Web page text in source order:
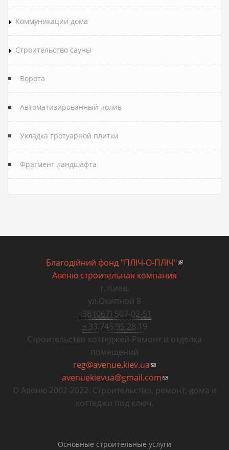
Коммуникации дома
Строительство сауны
Ворота
Автоматизированный полив
Укладка тротуарной плитки
Фрагмент ландшафта
Благодiйний фонд "ПЛIЧ-О-ПЛIЧ"
Авеню строительная компания
г. Киев,
ул.Окипной 8
+38 (067) 507-02-51
+ 33.745.95.28.19
Строительство коттеджей-Ремонт и отделка
помещений
reg@avenue.kiev.ua
отправки email)
avenuekievua@gmail.com
отправки email)
© Авеню 2002-2022. Строительство, ремонт, дома и
коттеджи под ключ.
Основные строительные услуги